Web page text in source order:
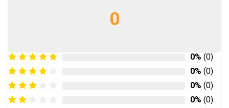
0
0% (0)
0% (0)
0% (0)
0% (0)